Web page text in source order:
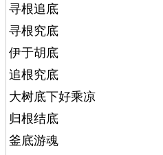
寻根追底
寻根究底
伊于胡底
追根究底
大树底下好乘凉
归根结底
釜底游魂